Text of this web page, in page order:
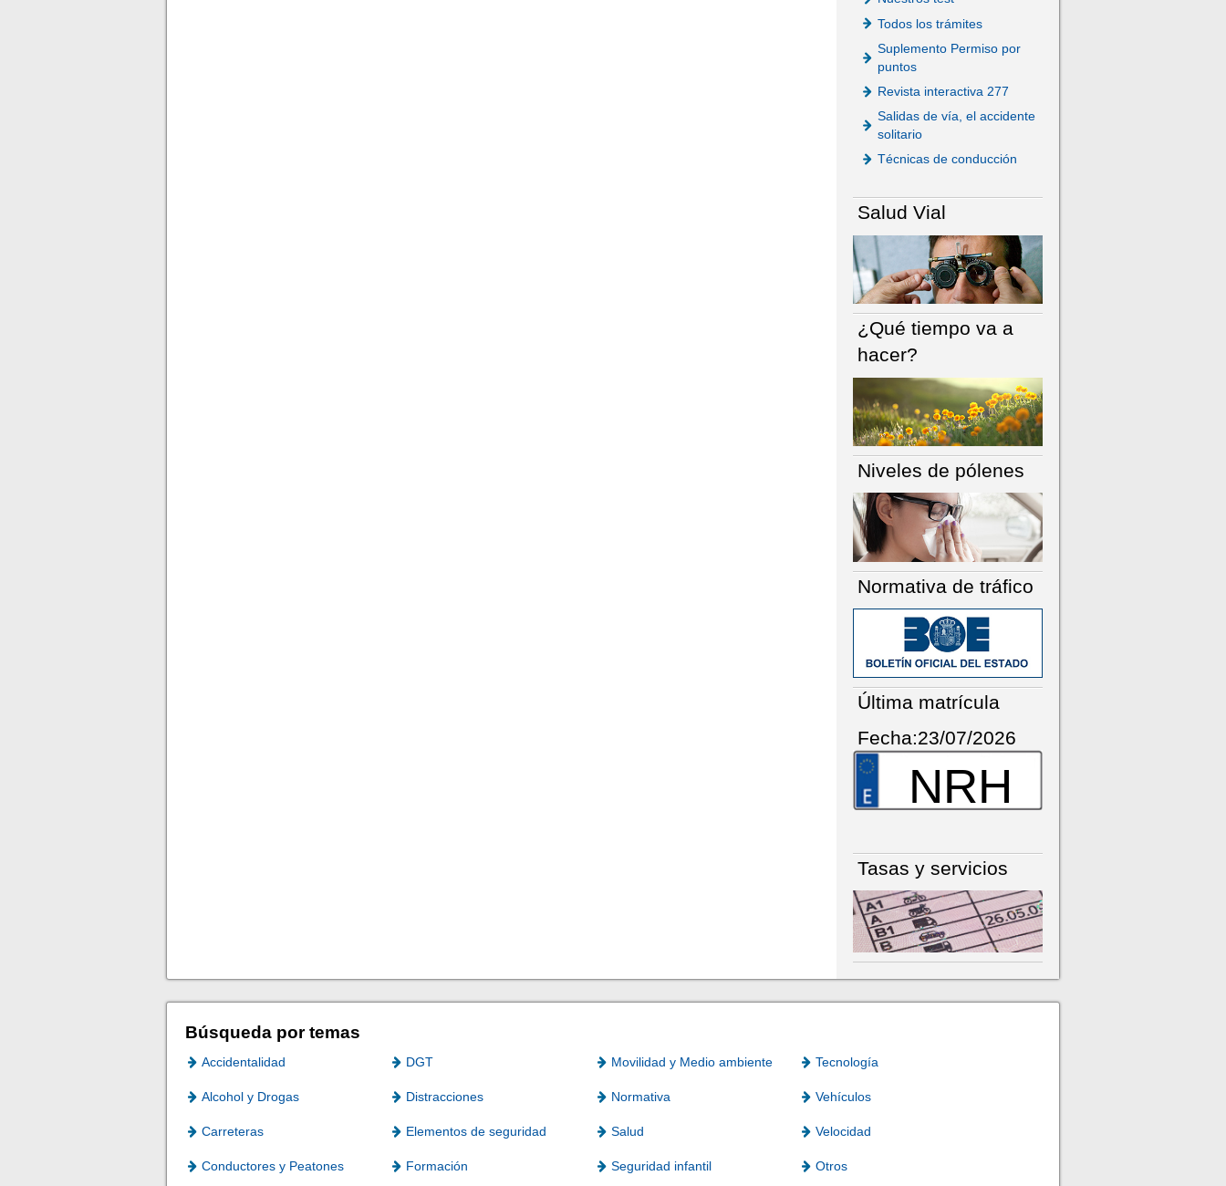
Todos los trámites
Suplemento Permiso por
puntos
Revista interactiva 277
Salidas de vía, el accidente
solitario
Técnicas de conducción
Salud Vial
¿Qué tiempo va a
hacer?
Niveles de pólenes
Normativa de tráfico
Última matrícula
Fecha:23/07/2026
NRH
Tasas y servicios
Búsqueda por temas
Accidentalidad DGT Movilidad y Medio ambiente Tecnología
Alcohol y Drogas Distracciones Normativa Vehículos
Carreteras Elementos de seguridad Salud Velocidad
Conductores y Peatones Formación Seguridad infantil Otros